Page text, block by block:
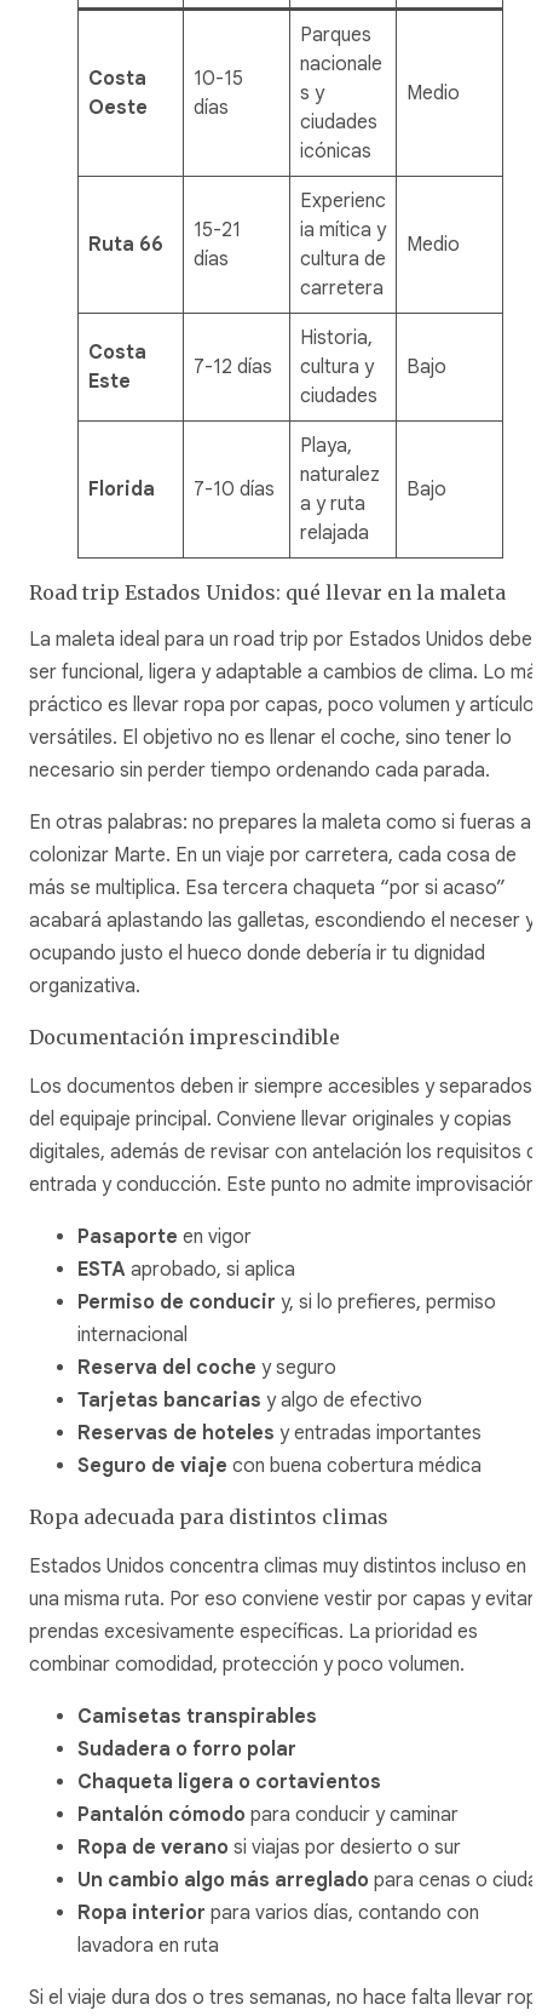
Costa
Oeste
10-15
días
Parques
nacionale
s y
ciudades
icónicas
Medio
Ruta 66
15-21
días
Experienc
ia mítica y
cultura de
carretera
Medio
Costa
Este
7-12 días
Historia,
cultura y
ciudades
Bajo
Florida 7-10 días
Playa,
naturalez
a y ruta
relajada
Bajo
Road trip Estados Unidos: qué llevar en la maleta
La maleta ideal para un road trip por Estados Unidos debe
ser funcional, ligera y adaptable a cambios de clima. Lo
práctico es llevar ropa por capas, poco volumen y
versátiles. El objetivo no es llenar el coche, sino tener lo
necesario sin perder tiempo ordenando cada parada.
En otras palabras: no prepares la maleta como si fueras a
colonizar Marte. En un viaje por carretera, cada cosa de
más se multiplica. Esa tercera chaqueta “por si acaso”
acabará aplastando las galletas, escondiendo el neceser y
ocupando justo el hueco donde debería ir tu dignidad
organizativa.
Documentación imprescindible
Los documentos deben ir siempre accesibles y separados
del equipaje principal. Conviene llevar originales y copias
digitales, además de revisar con antelación los requisitos
entrada y conducción. Este punto no admite improvisación.
Pasaporte en vigor
ESTA aprobado, si aplica
Permiso de conducir y, si lo prefieres, permiso
internacional
Reserva del coche y seguro
Tarjetas bancarias y algo de efectivo
Reservas de hoteles y entradas importantes
Seguro de viaje con buena cobertura médica
Ropa adecuada para distintos climas
Estados Unidos concentra climas muy distintos incluso en
una misma ruta. Por eso conviene vestir por capas y evitar
prendas excesivamente específicas. La prioridad es
combinar comodidad, protección y poco volumen.
Camisetas transpirables
Sudadera o forro polar
Chaqueta ligera o cortavientos
Pantalón cómodo para conducir y caminar
Ropa de verano si viajas por desierto o sur
Un cambio algo más arreglado para cenas o
Ropa interior para varios días, contando con
lavadora en ruta
Si el viaje dura dos o tres semanas, no hace falta llevar